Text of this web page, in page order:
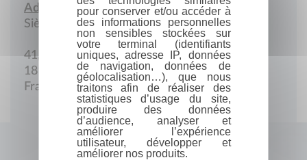
Adresse :
Siège social
41, Grand-Rue
18140 Sancergues
France
pour conserver et/ou accéder à
des informations personnelles
non sensibles stockées sur
votre terminal (identifiants
uniques, adresse IP, données
de navigation, données de
géolocalisation…), que nous
traitons afin de réaliser des
statistiques d’usage du site,
produire des données
d’audience, analyser et
améliorer l’expérience
utilisateur, développer et
améliorer nos produits.